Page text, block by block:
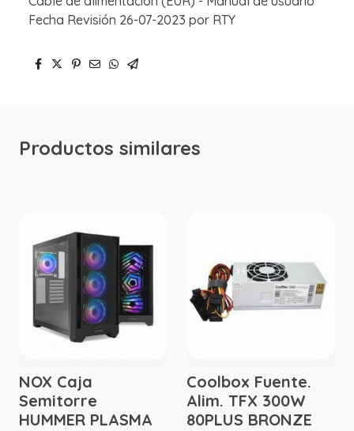
Fecha Revisión 26-07-2023 por RTY
Productos similares
NOX Caja
Semitorre
HUMMER PLASMA
Coolbox Fuente.
Alim. TFX 300W
80PLUS BRONZE